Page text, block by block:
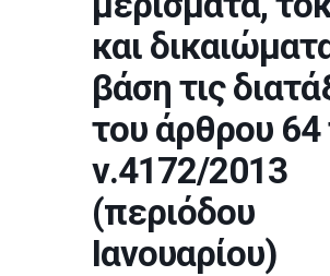
και
βάση τις
του άρθρου 64
ν.4172/2013
(περιόδου
Ιανουαρίου)